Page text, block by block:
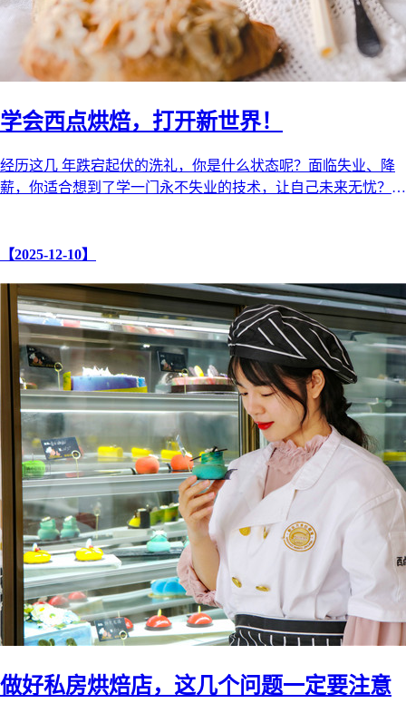
学会西点烘焙，打开新世界！
经历这几 年跌宕起伏的洗礼，你是什么状态呢？面临失业、降
薪，你适合想到了学一门永不失业的技术，让自己未来无忧？
【2025-12-10】
做好私房烘焙店，这几个问题一定要注意